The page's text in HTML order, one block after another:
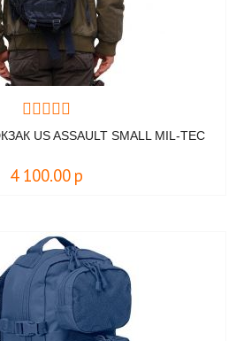
US ASSAULT SMALL MIL-TEC
4 100.00 р